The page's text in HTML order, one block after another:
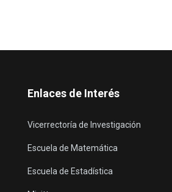
Enlaces de Interés
Vicerrectoría de Investigación
Escuela de Matemática
Escuela de Estadística